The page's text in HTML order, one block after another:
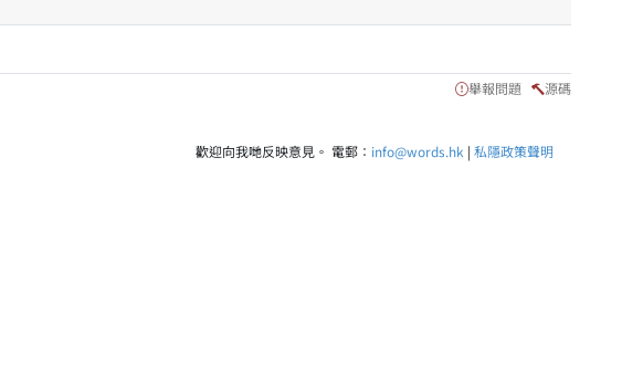
舉報問題 源碼
歡迎向我哋反映意見。 電郵： info@words.hk | 私隱政策聲明